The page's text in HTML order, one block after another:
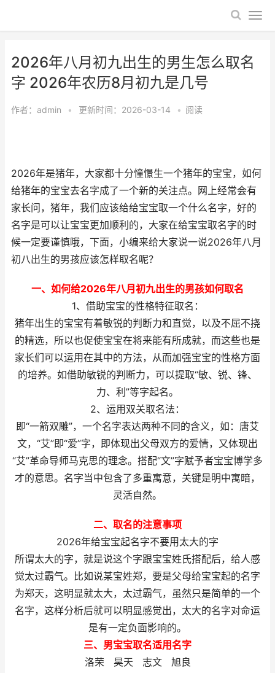
2026年八月初九出生的男生怎么取名
字 2026年农历8月初九是几号
作者： admin • 更新时间：2026-03-14 • 阅读
2026年是猪年，大家都十分憧憬生一个猪年的宝宝，如何
给猪年的宝宝去名字成了一个新的关注点。网上经常会有
家长问，猪年，我们应该给给宝宝取一个什么名字，好的
名字是可以让宝宝更加顺利的，大家在给宝宝取名字的时
候一定要谨慎哦，下面，小编来给大家说一说2026年八月
初八出生的男孩应该怎样取名呢？
一、如何给2026年八月初九出生的男孩如何取名
1、借助宝宝的性格特征取名：
猪年出生的宝宝有着敏锐的判断力和直觉，以及不屈不挠
的精选，所以也促使宝宝在将来能有所成就，而这些也是
家长们可以运用在其中的方法，从而加强宝宝的性格方面
的培养。如借助敏锐的判断力，可以提取“敏、锐、锋、
力、利”等字起名。
2、运用双关取名法：
即“一箭双雕”，一个名字表达两种不同的含义，如：唐艾
文，“艾”即“爱”字，即体现出父母双方的爱情，又体现出
“艾”革命导师马克思的理念。搭配“文”字赋予者宝宝博学多
才的意思。名字当中包含了多重寓意，关键是明中寓暗，
灵活自然。
二、取名的注意事项
2026年给宝宝起名字不要用太大的字
所谓太大的字，就是说这个字跟宝宝姓氏搭配后，给人感
觉太过霸气。比如说某宝姓郑，要是父母给宝宝起的名字
为郑天，这明显就太大，太过霸气，虽然只是简单的一个
名字，这样分析后就可以明显感觉出，太大的名字对命运
是有一定负面影响的。
三、男宝宝取名适用名字
洛荣 昊天 志文 旭良